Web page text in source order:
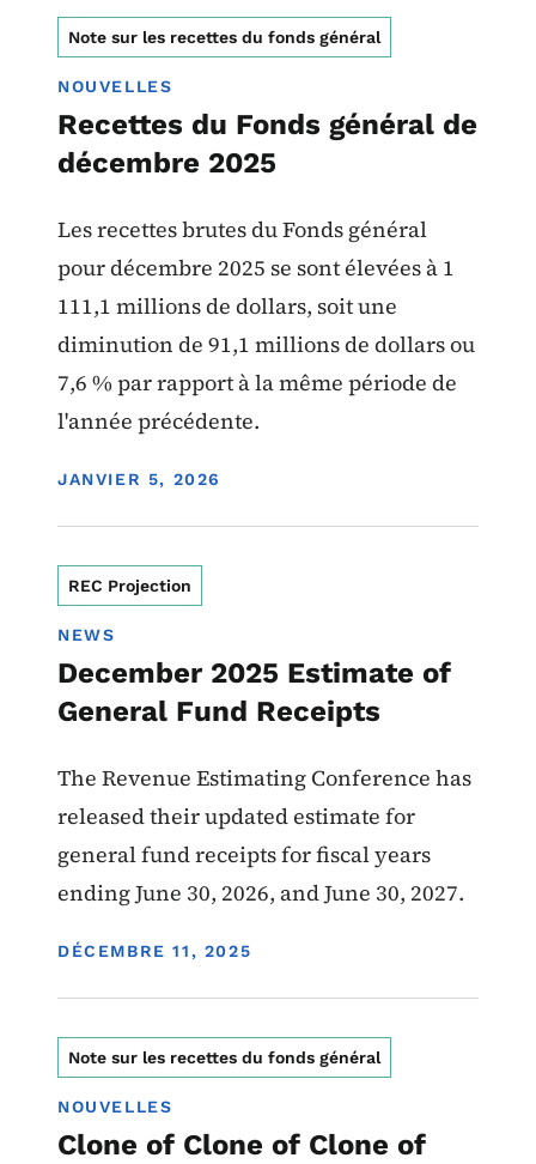
Note sur les recettes du fonds général
NOUVELLES
Recettes du Fonds général de
décembre 2025
Les recettes brutes du Fonds général
pour décembre 2025 se sont élevées à 1
111,1 millions de dollars, soit une
diminution de 91,1 millions de dollars ou
7,6 % par rapport à la même période de
l'année précédente.
DISPLAY DATE
JANVIER 5, 2026
REC Projection
NEWS
December 2025 Estimate of
General Fund Receipts
The Revenue Estimating Conference has
released their updated estimate for
general fund receipts for fiscal years
ending June 30, 2026, and June 30, 2027.
DISPLAY DATE
DÉCEMBRE 11, 2025
Note sur les recettes du fonds général
NOUVELLES
Clone of Clone of Clone of